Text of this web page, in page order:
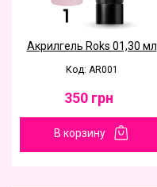
Акрилгель Roks 01,30 мл
Код: AR001
350 грн
В корзину